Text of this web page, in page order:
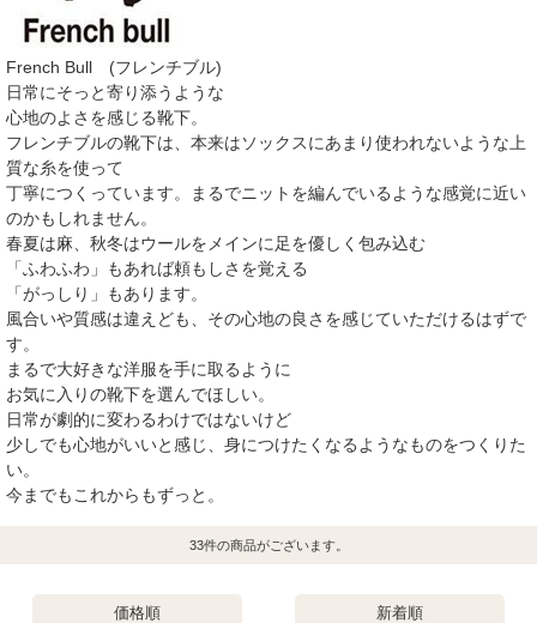
French Bull (フレンチブル)
日常にそっと寄り添うような
心地のよさを感じる靴下。
フレンチブルの靴下は、本来はソックスにあまり使われないような上
質な糸を使って
丁寧につくっています。まるでニットを編んでいるような感覚に近い
のかもしれません。
春夏は麻、秋冬はウールをメインに足を優しく包み込む
「ふわふわ」もあれば頼もしさを覚える
「がっしり」もあります。
風合いや質感は違えども、その心地の良さを感じていただけるはずで
す。
まるで大好きな洋服を手に取るように
お気に入りの靴下を選んでほしい。
日常が劇的に変わるわけではないけど
少しでも心地がいいと感じ、身につけたくなるようなものをつくりた
い。
今までもこれからもずっと。
33件の商品がございます。
価格順 新着順